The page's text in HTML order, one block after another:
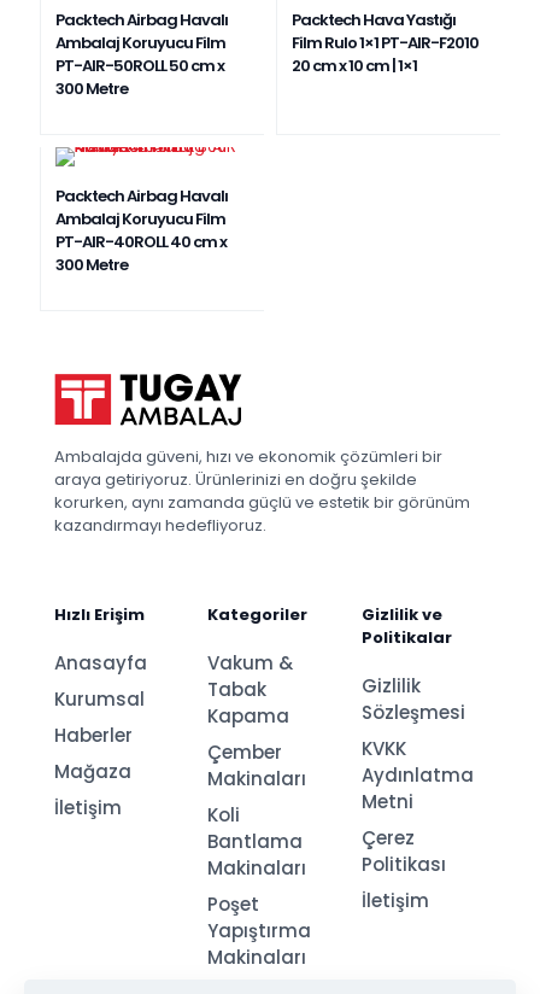
Packtech Airbag Havalı
Ambalaj Koruyucu Film
PT-AIR-50ROLL 50 cm x
300 Metre
Packtech Hava Yastığı
Film Rulo 1×1 PT-AIR-F2010
20 cm x 10 cm | 1×1
Packtech Airbag Havalı
Ambalaj Koruyucu Film
PT-AIR-40ROLL 40 cm x
300 Metre
Ambalajda güveni, hızı ve ekonomik çözümleri bir
araya getiriyoruz. Ürünlerinizi en doğru şekilde
korurken, aynı zamanda güçlü ve estetik bir görünüm
kazandırmayı hedefliyoruz.
Hızlı Erişim
Anasayfa
Kurumsal
Haberler
Mağaza
İletişim
Kategoriler
Vakum &
Tabak
Kapama
Çember
Makinaları
Koli
Bantlama
Makinaları
Poşet
Yapıştırma
Makinaları
Gizlilik ve
Politikalar
Gizlilik
Sözleşmesi
KVKK
Aydınlatma
Metni
Çerez
Politikası
İletişim